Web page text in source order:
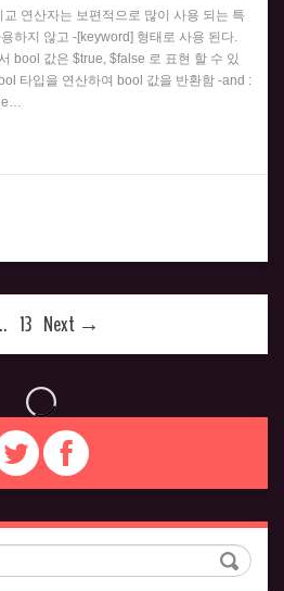
연산자는 보편적으로 많이 사용 되는 특
하지 않고 -[keyword] 형태로 사용 된다.
bool 값은 $true, $false 로 표현 할 수 있
타입을 연산하여 bool 값을 반환함 -and :
13 Next →